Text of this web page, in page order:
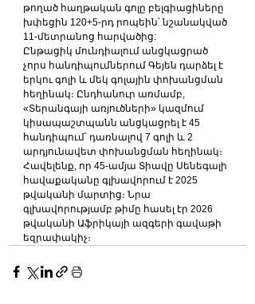
թողած հաղթական գոլը բելգիացիները
խփեցին 120+5-րդ րոպեին՝ նշանակված
11-մետրանոց հարվածից:
​Ընթացիկ մունդիալում անցկացրած
չորս հանդիպումներում Գեյեն դարձել է
երկու գոլի և մեկ գոլային փոխանցման
հեղինակ։ Ընդհանուր առմամբ,
«Տերանգայի առյուծների» կազմում
կիսապաշտպանն անցկացրել է 45
հանդիպում՝ դառնալով 7 գոլի և 2
արդյունավետ փոխանցման հեղինակ։
​Հավելենք, որ 45-ամյա Տիավը Սենեգալի
հավաքականը գլխավորում է 2025
թվականի մարտից։ Նրա
գլխավորությամբ թիմը հասել էր 2026
թվականի Աֆրիկայի ազգերի գավաթի
եզրափակիչ։